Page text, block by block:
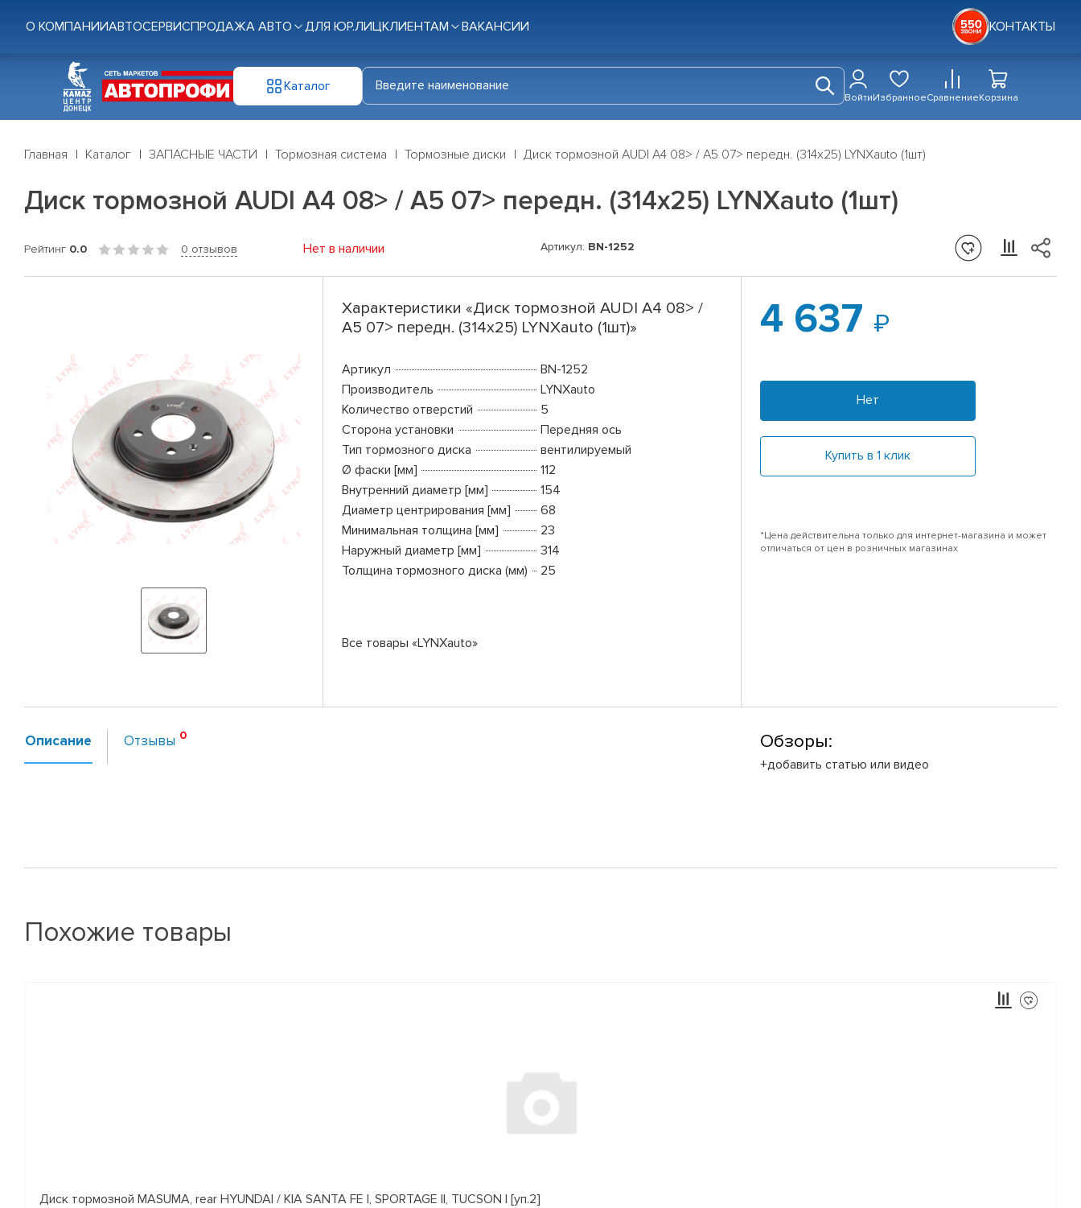
О КОМПАНИИАВТОСЕРВИСПРОДАЖА АВТО ДЛЯ ЮР.ЛИЦКЛИЕНТАМ ВАКАНСИИ КОНТАКТЫ
Каталог
ВойтиИзбранноеСравнениеКорзина
Главная Каталог ЗАПАСНЫЕ ЧАСТИ Тормозная система Тормозные диски Диск тормозной AUDI A4 08> / A5 07> передн. (314x25) LYNXauto (1шт)
Диск тормозной AUDI A4 08> / A5 07> передн. (314x25) LYNXauto (1шт)
Рейтинг 0.0 0 отзывов Нет в наличии Артикул: BN-1252
Характеристики «Диск тормозной AUDI A4 08> /
A5 07> передн. (314x25) LYNXauto (1шт)»
Артикул
BN-1252
Производитель
LYNXauto
Количество отверстий
5
Сторона установки
Передняя ось
Тип тормозного диска
вентилируемый
Ø фаски [мм]
112
Внутренний диаметр [мм]
154
Диаметр центрирования [мм]
68
Минимальная толщина [мм]
23
Наружный диаметр [мм]
314
Толщина тормозного диска (мм)
25
Все товары «LYNXauto»
4 637
Нет
Купить в 1 клик
*Цена действительна только для интернет-магазина и может
отличаться от цен в розничных магазинах
Описание Отзывы Обзоры:
+добавить статью или видео
Похожие товары
Диск тормозной MASUMA, rear HYUNDAI / KIA SANTA FE I, SPORTAGE II, TUCSON I [уп.2]